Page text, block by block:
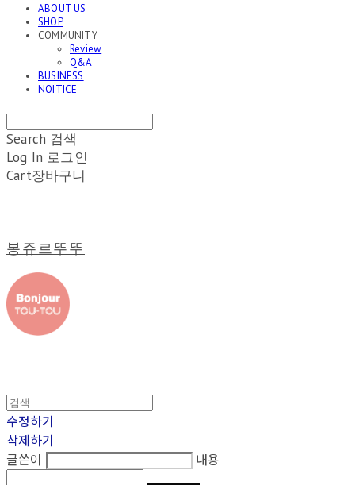
ABOUT US
SHOP
COMMUNITY
Review
Q&A
BUSINESS
NOITICE
Search 검색
Log In 로그인
Cart장바구니
봉쥬르뚜뚜
수정하기
삭제하기
글쓴이
내용